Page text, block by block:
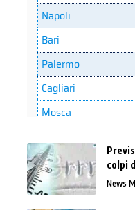
colpi
News